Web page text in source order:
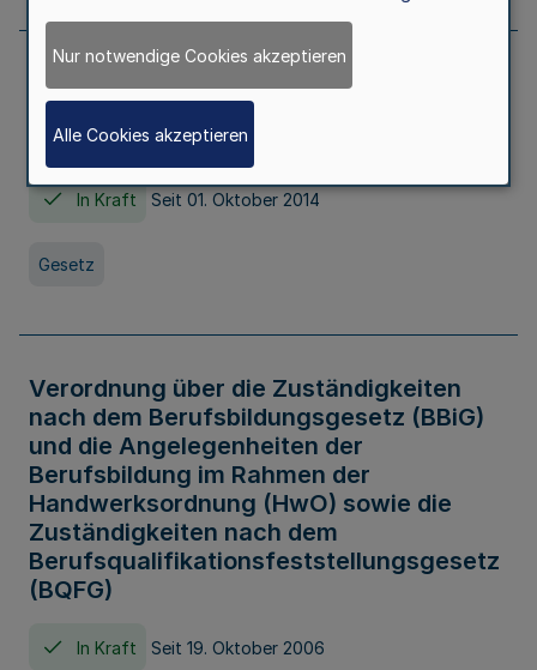
Gesetz über die Hochschulen des Landes
Nordrhein-Westfalen (Hochschulgesetz -
HG)
In Kraft Seit 01. Oktober 2014
Gesetz
Verordnung über die Zuständigkeiten
nach dem Berufsbildungsgesetz (BBiG)
und die Angelegenheiten der
Berufsbildung im Rahmen der
Handwerksordnung (HwO) sowie die
Zuständigkeiten nach dem
Berufsqualifikationsfeststellungsgesetz
(BQFG)
In Kraft Seit 19. Oktober 2006
Nur notwendige Cookies akzeptieren
Alle Cookies akzeptieren